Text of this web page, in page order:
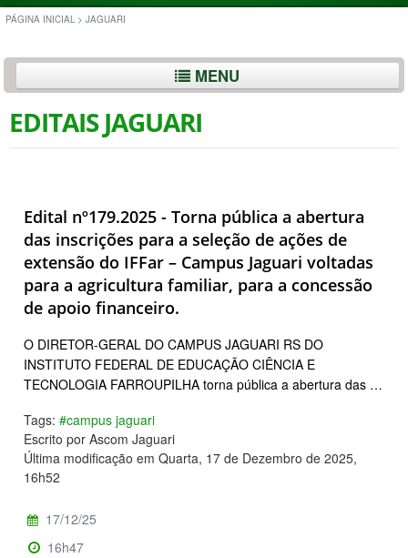
PÁGINA INICIAL > JAGUARI
MENU
EDITAIS JAGUARI
Edital nº179.2025 - Torna pública a abertura
das inscrições para a seleção de ações de
extensão do IFFar – Campus Jaguari voltadas
para a agricultura familiar, para a concessão
de apoio financeiro.
O DIRETOR-GERAL DO CAMPUS JAGUARI RS DO
INSTITUTO FEDERAL DE EDUCAÇÃO CIÊNCIA E
TECNOLOGIA FARROUPILHA torna pública a abertura das …
Tags: #campus jaguari
Escrito por Ascom Jaguari
Última modificação em Quarta, 17 de Dezembro de 2025,
16h52
17/12/25
16h47